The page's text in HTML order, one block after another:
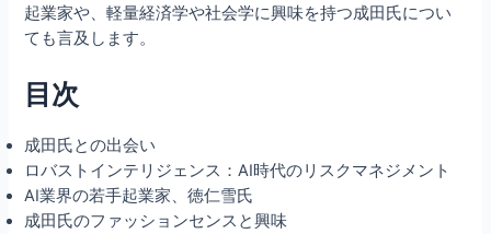
起業家や、軽量経済学や社会学に興味を持つ成田氏につい
ても言及します。
目次
成田氏との出会い
ロバストインテリジェンス：AI時代のリスクマネジメント
AI業界の若手起業家、徳仁雪氏
成田氏のファッションセンスと興味